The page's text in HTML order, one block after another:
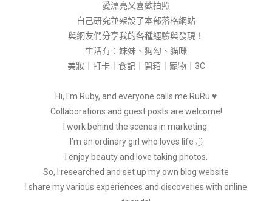
愛漂亮又喜歡拍照
自己研究並架設了本部落格網站
與網友們分享我的各種經驗與發現！
生活有：妹妹、狗勾、貓咪
美妝｜打卡｜食記｜開箱｜寵物｜3C
Hi, I'm Ruby, and everyone calls me RuRu ♥
Collaborations and guest posts are welcome!
I work behind the scenes in marketing.
I’m an ordinary girl who loves life ◡̈
I enjoy beauty and love taking photos.
So, I researched and set up my own blog website
I share my various experiences and discoveries with online